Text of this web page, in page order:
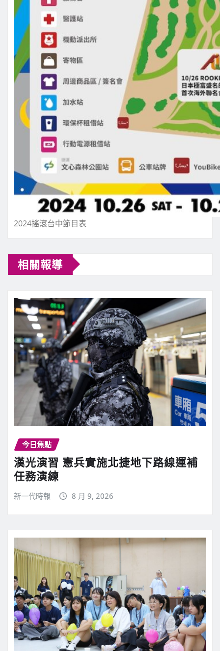
2024搖滾台中節目表
相關報導
今日焦點
漢光演習 憲兵實施北捷地下路線運補
任務演練
新一代時報 8 月 9, 2026